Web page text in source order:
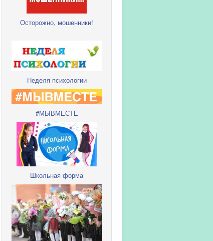
Осторожно, мошенники!
Неделя психологии
#МЫВМЕСТЕ
Школьная форма